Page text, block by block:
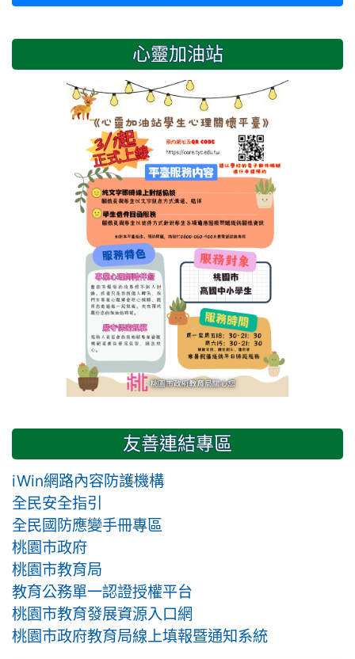
心靈加油站
友善連結專區
iWin網路內容防護機構
全民安全指引
全民國防應變手冊專區
桃園市政府
桃園市教育局
教育公務單一認證授權平台
桃園市教育發展資源入口網
桃園市政府教育局線上填報暨通知系統